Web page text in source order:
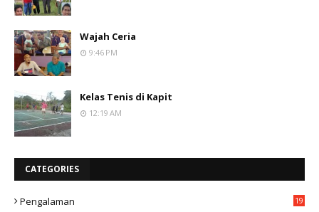
Wajah Ceria
9:46 PM
Kelas Tenis di Kapit
12:19 AM
CATEGORIES
Pengalaman 19